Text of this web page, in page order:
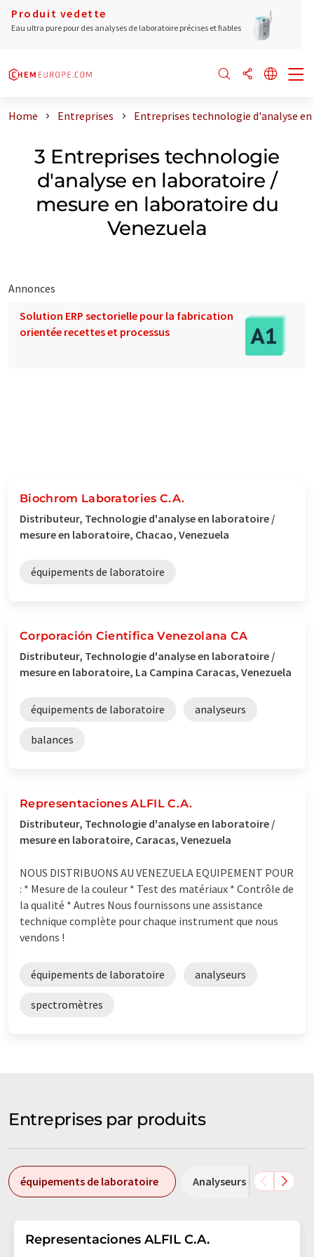
Produit vedette
Eau ultra pure pour des analyses de laboratoire précises et fiables
Home Entreprises Entreprises technologie d'analyse
3 Entreprises technologie
d'analyse en laboratoire /
mesure en laboratoire du
Venezuela
Annonces
Solution ERP sectorielle pour la fabrication
orientée recettes et processus
Biochrom Laboratories C.A.
Distributeur, Technologie d'analyse en laboratoire /
mesure en laboratoire, Chacao, Venezuela
équipements de laboratoire
Corporación Cientifica Venezolana CA
Distributeur, Technologie d'analyse en laboratoire /
mesure en laboratoire, La Campina Caracas, Venezuela
équipements de laboratoire analyseurs
balances
Representaciones ALFIL C.A.
Distributeur, Technologie d'analyse en laboratoire /
mesure en laboratoire, Caracas, Venezuela
NOUS DISTRIBUONS AU VENEZUELA EQUIPEMENT POUR
: * Mesure de la couleur * Test des matériaux * Contrôle de
la qualité * Autres Nous fournissons une assistance
technique complète pour chaque instrument que nous
vendons !
équipements de laboratoire analyseurs
spectromètres
Entreprises par produits
équipements de laboratoire Analyseurs
Representaciones ALFIL C.A.